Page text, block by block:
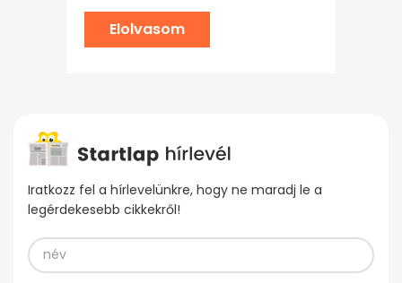
Elolvasom
Iratkozz fel a hírlevelünkre, hogy ne maradj le a
legérdekesebb cikkekről!